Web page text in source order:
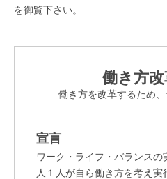
を御覧下さい。
働き方
働き方を改革するため、
宣言
ワーク・ライフ・バランスの
人１人が自ら働き方を考え実